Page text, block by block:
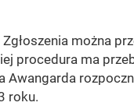
można
procedura ma
Awangarda
roku.